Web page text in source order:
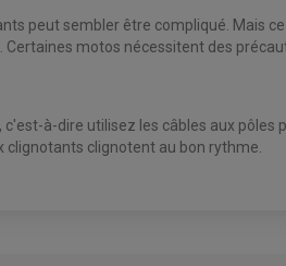
peut sembler être compliqué. Mais
motos nécessitent des
à-dire utilisez les câbles aux
clignotants clignotent au bon rythme.